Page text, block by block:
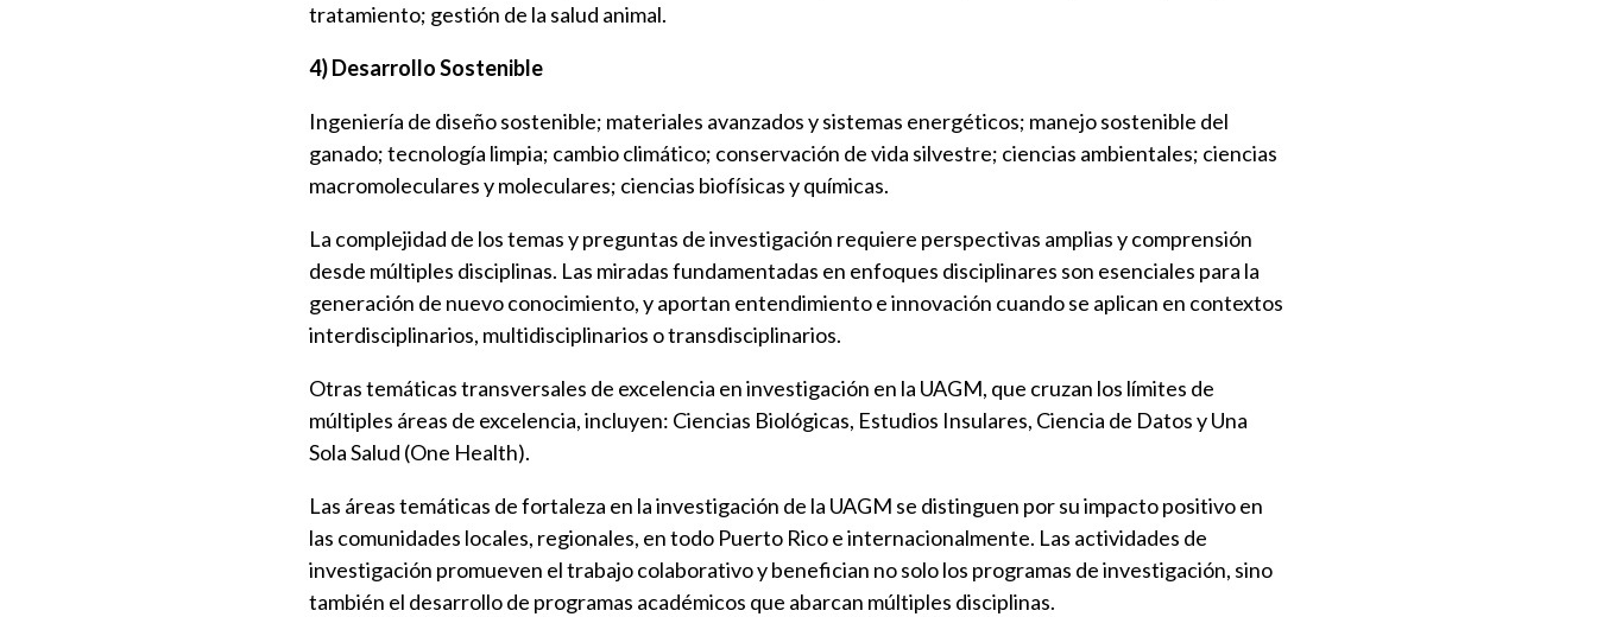
tratamiento; gestión de la salud animal.
4) Desarrollo Sostenible
Ingeniería de diseño sostenible; materiales avanzados y sistemas energéticos; manejo sostenible del
ganado; tecnología limpia; cambio climático; conservación de vida silvestre; ciencias ambientales; ciencias
macromoleculares y moleculares; ciencias biofísicas y químicas.
La complejidad de los temas y preguntas de investigación requiere perspectivas amplias y comprensión
desde múltiples disciplinas. Las miradas fundamentadas en enfoques disciplinares son esenciales para la
generación de nuevo conocimiento, y aportan entendimiento e innovación cuando se aplican en contextos
interdisciplinarios, multidisciplinarios o transdisciplinarios.
Otras temáticas transversales de excelencia en investigación en la UAGM, que cruzan los límites de
múltiples áreas de excelencia, incluyen: Ciencias Biológicas, Estudios Insulares, Ciencia de Datos y Una
Sola Salud (One Health).
Las áreas temáticas de fortaleza en la investigación de la UAGM se distinguen por su impacto positivo en
las comunidades locales, regionales, en todo Puerto Rico e internacionalmente. Las actividades de
investigación promueven el trabajo colaborativo y benefician no solo los programas de investigación, sino
también el desarrollo de programas académicos que abarcan múltiples disciplinas.